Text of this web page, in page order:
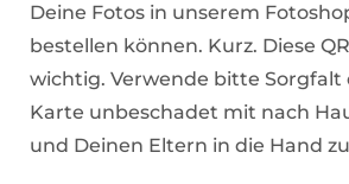
Deine Fotos in unserem
bestellen können. Kurz. Diese
wichtig. Verwende bitte Sorgfalt
Karte unbeschadet mit nach
und Deinen Eltern in die Hand